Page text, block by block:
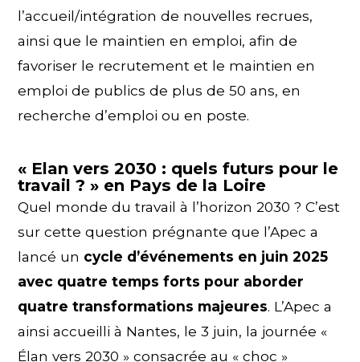
l’accueil/intégration de nouvelles recrues,
ainsi que le maintien en emploi, afin de
favoriser le recrutement et le maintien en
emploi de publics de plus de 50 ans, en
recherche d’emploi ou en poste.
« Elan vers 2030 : quels futurs pour le
travail ? » en Pays de la Loire
Quel monde du travail à l’horizon 2030 ? C’est
sur cette question prégnante que l’Apec a
lancé un cycle d’événements en juin 2025
avec quatre temps forts pour aborder
quatre transformations majeures. L’Apec a
ainsi accueilli à Nantes, le 3 juin, la journée «
Élan vers 2030 » consacrée au « choc »